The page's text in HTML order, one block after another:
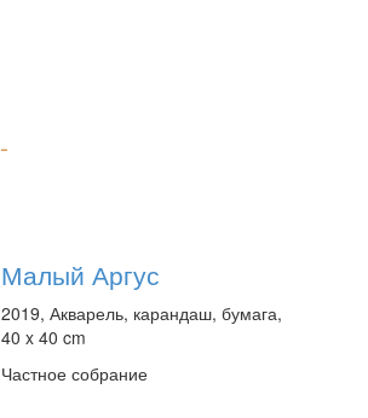
Малый Аргус
2019, Акварель, карандаш, бумага,
40 x 40 cm
Частное собрание